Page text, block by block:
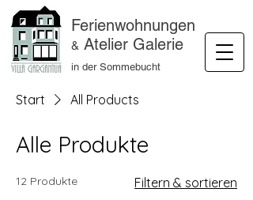
Ferienwohnungen
& Atelier Galerie
in der Sommebucht
Start All Products
Alle Produkte
12 Produkte Filtern & sortieren